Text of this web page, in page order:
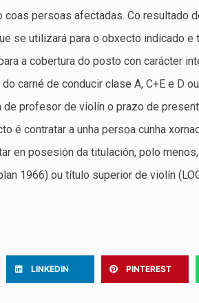
persoas afectadas. Co resultado
se utilizará para o obxecto indicado e
a cobertura do posto con carácter
carné de conducir clase A, C+E e D
de profesor de violín o prazo de
é contratar a unha persoa cunha
en posesión da titulación, polo
1966) ou título superior de violín
LINKEDIN PINTEREST